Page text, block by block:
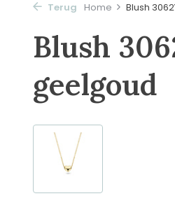
Terug Home Blush
Blush
geelgoud